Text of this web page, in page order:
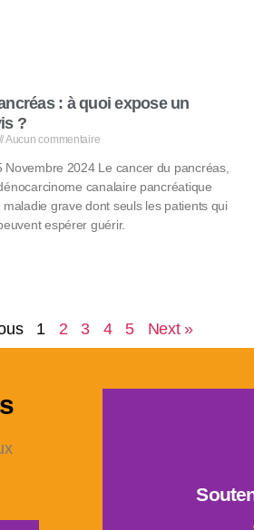
: à quoi expose un
?
Aucun commentaire
Novembre 2024 Le cancer du pancréas,
canalaire pancréatique
maladie grave dont seuls les patients qui
espérer guérir.
1 2 3 4 5 Next »